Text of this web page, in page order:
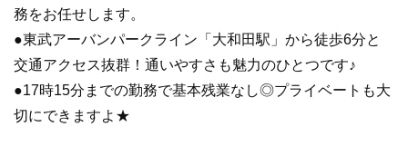
務をお任せします。
●東武アーバンパークライン「大和田駅」から徒歩6分と
交通アクセス抜群！通いやすさも魅力のひとつです♪
●17時15分までの勤務で基本残業なし◎プライベートも大
切にできますよ★